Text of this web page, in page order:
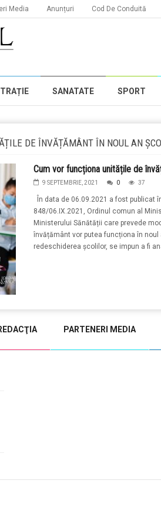
Media Anunțuri Cod De Conduită
SANATATE SPORT
DE ÎNVĂȚĂMÂNT ÎN NOUL AN
Cum vor funcționa unitățile de
9 SEPTEMBRIE, 2021 0 37
În data de 06.09.2021 a fost publicat
848/06.IX.2021, Ordinul comun al
Ministerului Sănătății care prevede
învățământ vor putea funcționa în noul
redeschiderea școlilor, se impun a fi
PARTENERI MEDIA